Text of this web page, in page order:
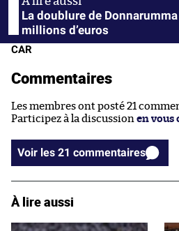
La doublure de
millions d’euros
CAR
Commentaires
Les membres ont posté 21
Participez à la discussion en vous
Voir les 21 commentaires
À lire aussi